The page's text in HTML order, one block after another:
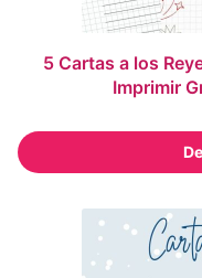
5 Cartas a los
Imprimir